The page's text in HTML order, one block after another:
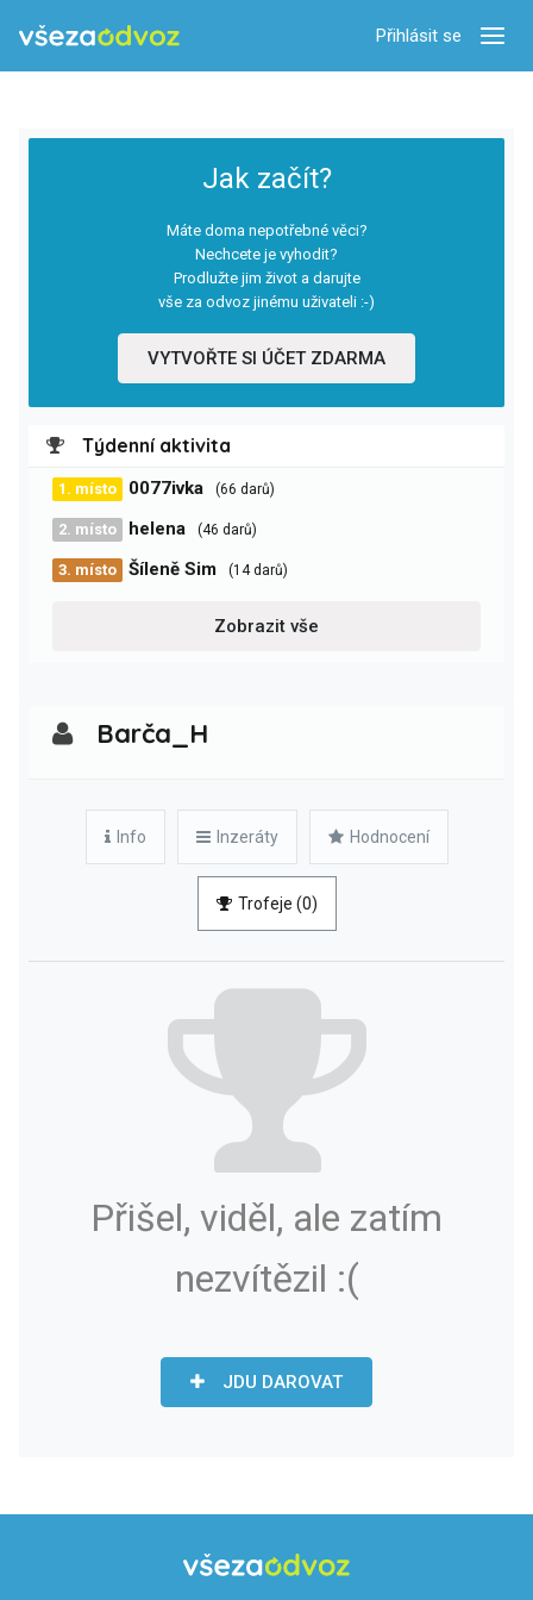
Přihlásit se
Jak začít?
Máte doma nepotřebné věci?
Nechcete je vyhodit?
Prodlužte jim život a darujte
vše za odvoz jinému uživateli :-)
VYTVOŘTE SI ÚČET ZDARMA
Týdenní aktivita
1. místo 0077ivka (66 darů)
2. místo helena (46 darů)
3. místo Šíleně Sim (14 darů)
Zobrazit vše
Barča_H
Info Inzeráty Hodnocení
Trofeje (0)
Přišel, viděl, ale zatím
nezvítězil :(
JDU DAROVAT